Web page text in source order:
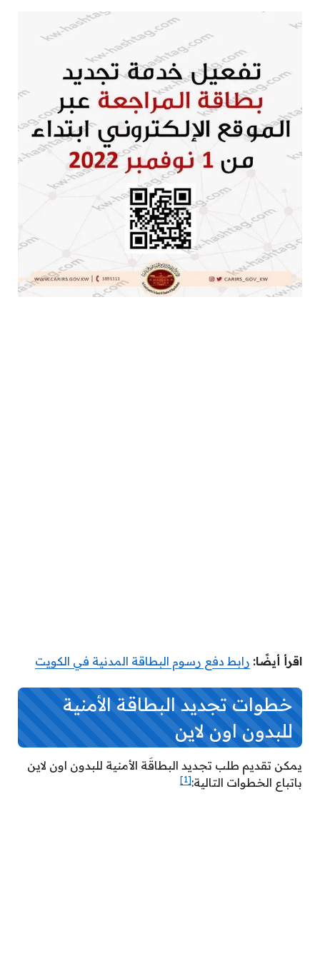
اقرأ أيضًا: رابط دفع رسوم البطاقة المدنية في الكويت
خطوات تجديد البطاقة الأمنية
للبدون اون لاين
يمكن تقديم طلب تجديد البطاقَة الأمنية للبدون اون لاين
باتباع الخطوات التالية:[1]